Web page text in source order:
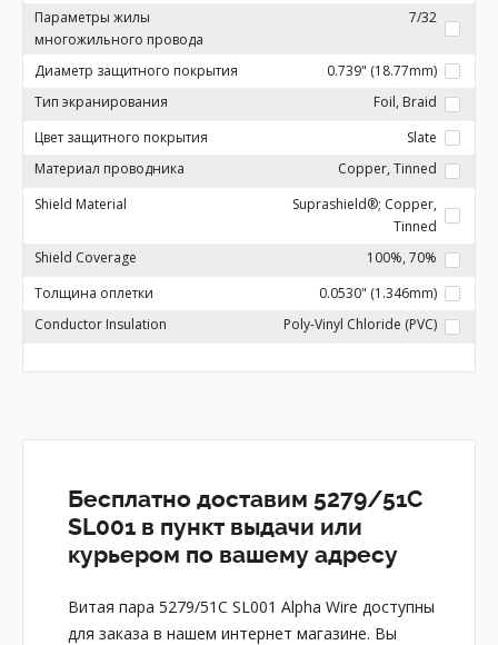
Параметры жилы
многожильного провода
7/32
Диаметр защитного покрытия
0.739" (18.77mm)
Тип экранирования
Foil, Braid
Цвет защитного покрытия
Slate
Материал проводника
Copper, Tinned
Shield Material
Suprashield®; Copper,
Tinned
Shield Coverage
100%, 70%
Толщина оплетки
0.0530" (1.346mm)
Conductor Insulation
Poly-Vinyl Chloride (PVC)
Бесплатно доставим 5279/51C
SL001 в пункт выдачи или
курьером по вашему адресу
Витая пара 5279/51C SL001 Alpha Wire доступны
для заказа в нашем интернет магазине. Вы